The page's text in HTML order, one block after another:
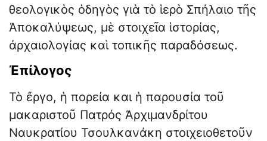
θεολογικὸς ὁδηγὸς γιὰ τὸ ἱερὸ Σπήλαιο τῆς
Ἀποκαλύψεως, μὲ στοιχεῖα ἱστορίας,
ἀρχαιολογίας καὶ τοπικῆς παραδόσεως.
Ἐπίλογος
Τὸ ἔργο, ἡ πορεία και ἡ παρουσία τοῦ
μακαριστοῦ Πατρός Ἀρχιμανδρίτου
Ναυκρατίου Τσουλκανάκη στοιχειοθετοῦν